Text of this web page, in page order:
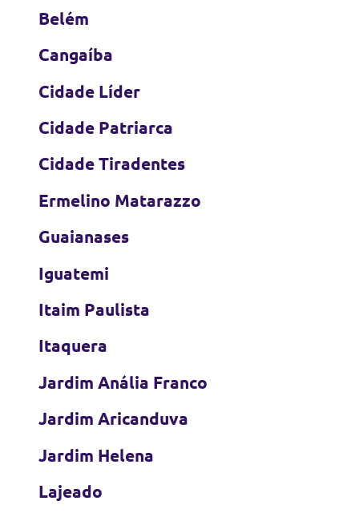
Belém
Cangaíba
Cidade Líder
Cidade Patriarca
Cidade Tiradentes
Ermelino Matarazzo
Guaianases
Iguatemi
Itaim Paulista
Itaquera
Jardim Anália Franco
Jardim Aricanduva
Jardim Helena
Lajeado